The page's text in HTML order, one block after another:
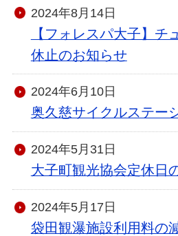
2024年8月14日
【フォレスパ大子】チ
休止のお知らせ
2024年6月10日
奥久慈サイクルステー
2024年5月31日
大子町観光協会定休日
2024年5月17日
袋田観瀑施設利用料の